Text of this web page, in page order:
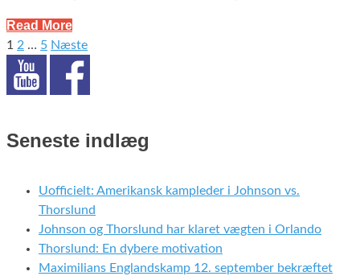
Read More
Indlægsinddeling
1 2 … 5 Næste
Seneste indlæg
Uofficielt: Amerikansk kampleder i Johnson vs.
Thorslund
Johnson og Thorslund har klaret vægten i Orlando
Thorslund: En dybere motivation
Maximilians Englandskamp 12. september bekræftet